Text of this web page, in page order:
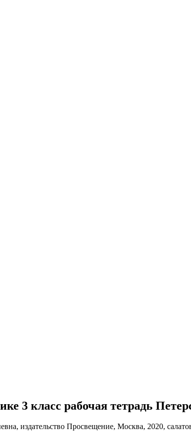
3 класс рабочая тетрадь